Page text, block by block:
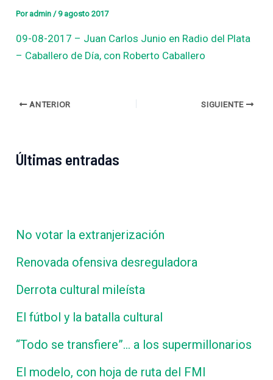
Por admin/9 agosto 2017
09-08-2017 – Juan Carlos Junio en Radio del Plata
– Caballero de Día, con Roberto Caballero
ANTERIOR SIGUIENTE
Últimas entradas
No votar la extranjerización
Renovada ofensiva desreguladora
Derrota cultural mileísta
El fútbol y la batalla cultural
“Todo se transfiere”… a los supermillonarios
El modelo, con hoja de ruta del FMI